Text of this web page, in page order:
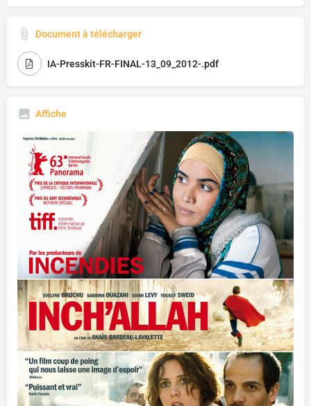
Document à télécharger
IA-Presskit-FR-FINAL-13_09_2012-.pdf
Affiche